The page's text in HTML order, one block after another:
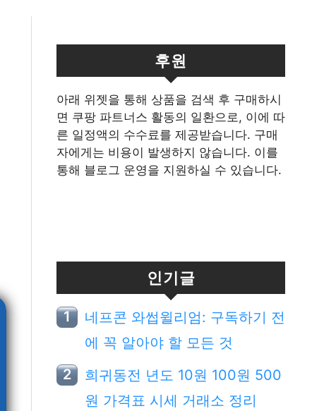
후원
아래 위젯을 통해 상품을 검색 후 구매하시
면 쿠팡 파트너스 활동의 일환으로, 이에 따
른 일정액의 수수료를 제공받습니다. 구매
자에게는 비용이 발생하지 않습니다. 이를
통해 블로그 운영을 지원하실 수 있습니다.
인기글
네프콘 와썹윌리엄: 구독하기 전
에 꼭 알아야 할 모든 것
희귀동전 년도 10원 100원 500
원 가격표 시세 거래소 정리